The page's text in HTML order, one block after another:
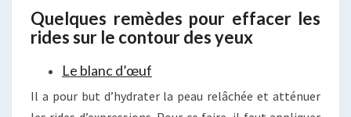
Quelques remèdes pour effacer les
rides sur le contour des yeux
Le blanc d’œuf
Il a pour but d’hydrater la peau relâchée et atténuer